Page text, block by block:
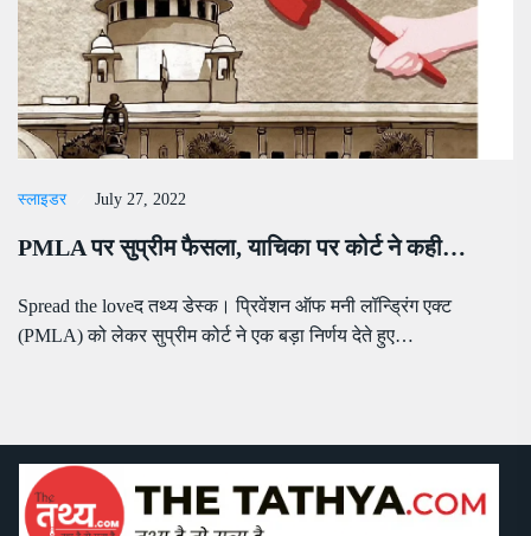
स्लाइडर July 27, 2022
PMLA पर सुप्रीम फैसला, याचिका पर कोर्ट ने कही…
Spread the loveद तथ्य डेस्क। प्रिवेंशन ऑफ मनी लॉन्ड्रिंग एक्ट
(PMLA) को लेकर सुप्रीम कोर्ट ने एक बड़ा निर्णय देते हुए…